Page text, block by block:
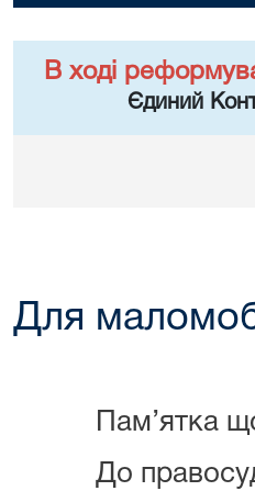
В ході
Єдиний
Для
Пам’ятка
До правосуддя